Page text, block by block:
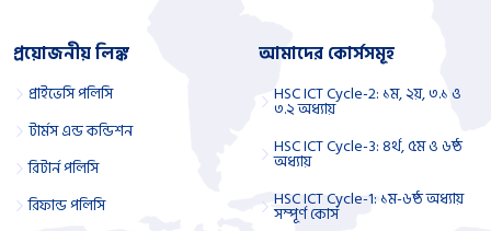
প্রয়োজনীয় লিঙ্ক
প্রাইভেসি পলিসি
টার্মস এন্ড কন্ডিশন
রিটার্ন পলিসি
রিফান্ড পলিসি
আমাদের কোর্সসমূহ
HSC ICT Cycle-2: ১ম, ২য়, ৩.১ ও
৩.২ অধ্যায়
HSC ICT Cycle-3: ৪র্থ, ৫ম ও ৬ষ্ঠ
অধ্যায়
HSC ICT Cycle-1: ১ম-৬ষ্ঠ অধ্যায়
সম্পূর্ণ কোর্স